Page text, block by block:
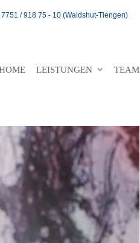
/ 918 75 - 10 (Waldshut-Tiengen)
LEISTUNGEN TEAM